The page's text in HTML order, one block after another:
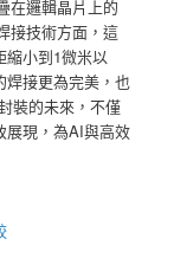
在邏輯晶片上的
接技術方面，這
縮小到1微米以
焊接更為完美，也
裝的未來，不僅
展現，為AI與高效